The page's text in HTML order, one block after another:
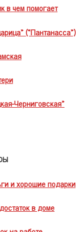
в чем помогает
(«Пантанасса»)
Черниговская»
и хорошие подарки
в доме